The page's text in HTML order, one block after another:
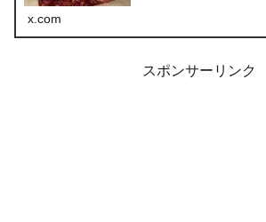
x.com
スポンサーリンク